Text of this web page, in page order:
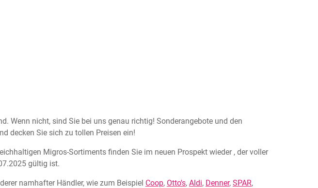
Wenn nicht, sind Sie bei uns genau richtig! Sonderangebote und den
decken Sie sich zu tollen Preisen ein!
Migros-Sortiments finden Sie im neuen Prospekt wieder , der voller
gültig ist.
namhafter Händler, wie zum Beispiel Coop, Otto's, Aldi, Denner, SPAR,